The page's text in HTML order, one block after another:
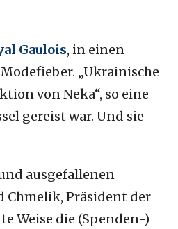
Gaulois, in einen
„Ukrainische
von Neka“, so eine
gereist war. Und sie
ausgefallenen
Chmelik, Präsident der
Weise die (Spenden-)